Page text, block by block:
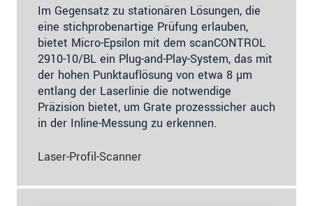
Im Gegensatz zu stationären Lösungen, die
eine stichprobenartige Prüfung erlauben,
bietet Micro-Epsilon mit dem scanCONTROL
2910-10/BL ein Plug-and-Play-System, das mit
der hohen Punktauflösung von etwa 8 µm
entlang der Laserlinie die notwendige
Präzision bietet, um Grate prozesssicher auch
in der Inline-Messung zu erkennen.
Laser-Profil-Scanner